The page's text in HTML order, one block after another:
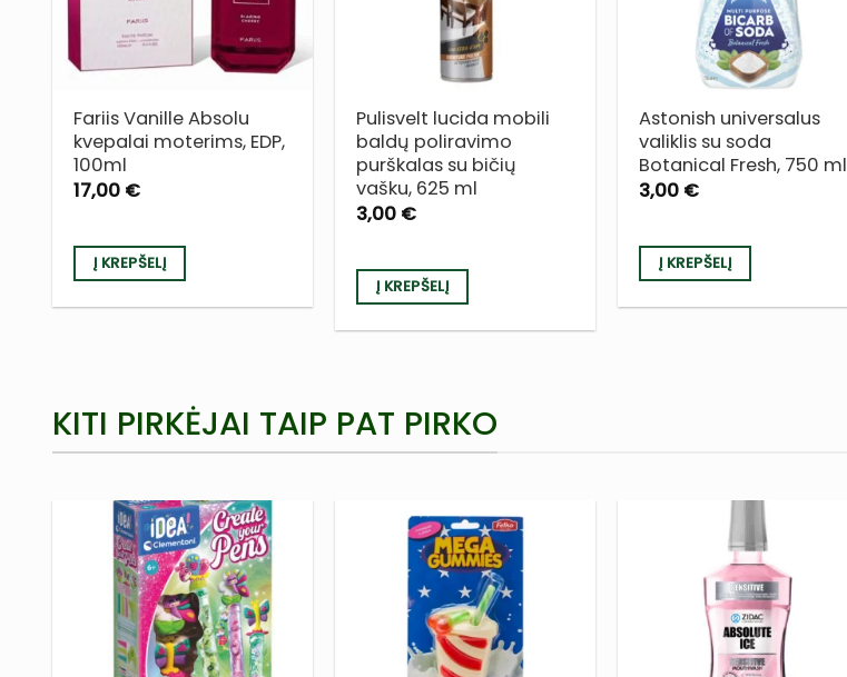
Fariis Vanille Absolu
kvepalai moterims, EDP,
100ml
17,00 €
Į KREPŠELĮ
Pulisvelt lucida mobili
baldų poliravimo
purškalas su bičių
vašku, 625 ml
3,00 €
Į KREPŠELĮ
Astonish universalus
valiklis su soda
Botanical Fresh, 750 ml
3,00 €
Į KREPŠELĮ
KITI PIRKĖJAI TAIP PAT PIRKO
PRIDĖTI
Į NORŲ
SĄRAŠĄ
PRIDĖTI
Į NORŲ
SĄRAŠĄ